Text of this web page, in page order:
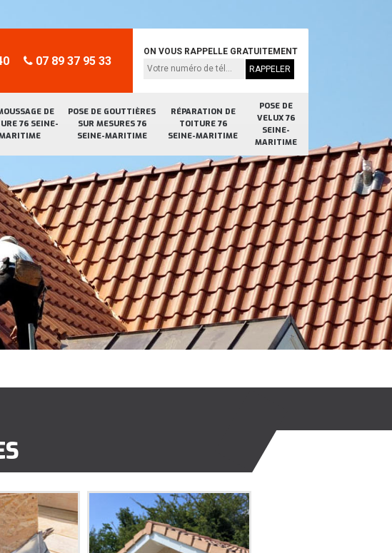
DE
76 SEINE-
POSE DE GOUTTIÈRES
SUR MESURES 76
SEINE-MARITIME
RÉPARATION DE
TOITURE 76
SEINE-MARITIME
POSE DE
VELUX 76
SEINE-
MARITIME
07 89 37 95 33
ON VOUS RAPPELLE GRATUITEMENT